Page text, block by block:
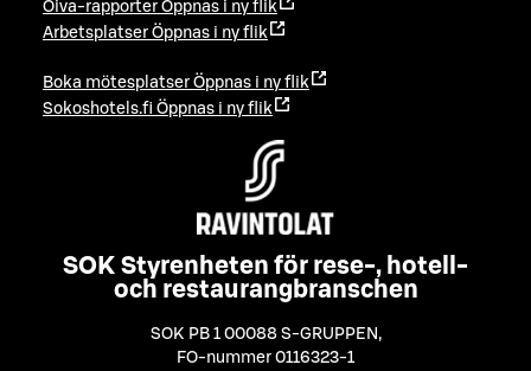
Oiva-rapporter Öppnas i ny flik
Arbetsplatser Öppnas i ny flik
Boka mötesplatser Öppnas i ny flik
Sokoshotels.fi Öppnas i ny flik
SOK Styrenheten för rese-, hotell-
och restaurangbranschen
SOK PB 1 00088 S-GRUPPEN ,
FO-nummer 0116323-1